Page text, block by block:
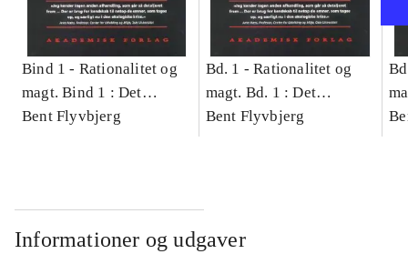
Bind 1 - Rationalitet og
magt. Bind 1 : Det
konkretes videnskab
Bent Flyvbjerg
Bd. 1 -Rationalitet og
magt. Bd. 1 : Det
konkretes videnskab
Bent Flyvbjerg
Informationer og udgaver